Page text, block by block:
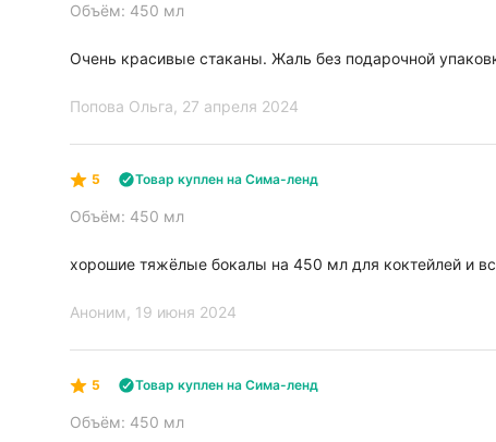
Объём: 450 мл
Очень красивые стаканы. Жаль без подарочной
Попова Ольга , 27 апреля 2024
5 Товар куплен на Сима-ленд
Объём: 450 мл
хорошие тяжёлые бокалы на 450 мл для коктейлей и
Аноним , 19 июня 2024
5 Товар куплен на Сима-ленд
Объём: 450 мл